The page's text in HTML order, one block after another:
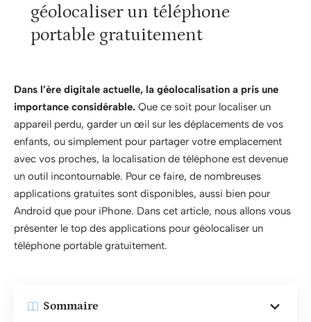
géolocaliser un téléphone
portable gratuitement
Dans l’ère digitale actuelle, la géolocalisation a pris une
importance considérable. Que ce soit pour localiser un
appareil perdu, garder un œil sur les déplacements de vos
enfants, ou simplement pour partager votre emplacement
avec vos proches, la localisation de téléphone est devenue
un outil incontournable. Pour ce faire, de nombreuses
applications gratuites sont disponibles, aussi bien pour
Android que pour iPhone. Dans cet article, nous allons vous
présenter le top des applications pour géolocaliser un
téléphone portable gratuitement.
Sommaire